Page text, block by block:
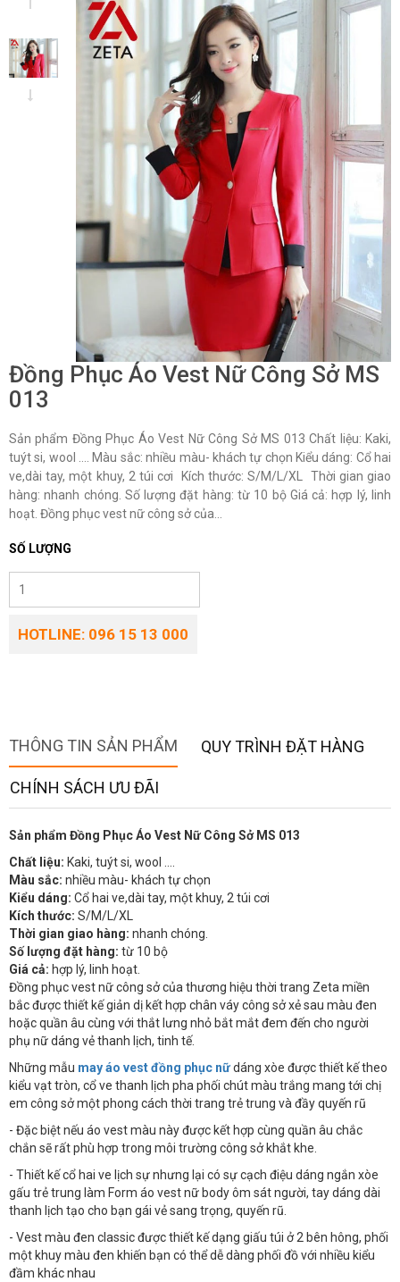
Đồng Phục Áo Vest Nữ Công Sở MS
013
Sản phẩm Đồng Phục Áo Vest Nữ Công Sở MS 013 Chất liệu: Kaki,
tuýt si, wool …. Màu sắc: nhiều màu- khách tự chọn Kiểu dáng: Cổ hai
ve,dài tay, một khuy, 2 túi cơi Kích thước: S/M/L/XL Thời gian giao
hàng: nhanh chóng. Số lượng đặt hàng: từ 10 bộ Giá cả: hợp lý, linh
hoạt. Đồng phục vest nữ công sở của...
SỐ LƯỢNG
HOTLINE: 096 15 13 000
THÔNG TIN SẢN PHẨM QUY TRÌNH ĐẶT HÀNG
CHÍNH SÁCH ƯU ĐÃI
Sản phẩm Đồng Phục Áo Vest Nữ Công Sở MS 013
Chất liệu: Kaki, tuýt si, wool ….
Màu sắc: nhiều màu- khách tự chọn
Kiểu dáng: Cổ hai ve,dài tay, một khuy, 2 túi cơi
Kích thước: S/M/L/XL
Thời gian giao hàng: nhanh chóng.
Số lượng đặt hàng: từ 10 bộ
Giá cả: hợp lý, linh hoạt.
Đồng phục vest nữ công sở của thương hiệu thời trang Zeta miền
bắc được thiết kế giản dị kết hợp chân váy công sở xẻ sau màu đen
hoặc quần âu cùng với thắt lưng nhỏ bắt mắt đem đến cho người
phụ nữ dáng vẻ thanh lịch, tinh tế.
Những mẫu may áo vest đồng phục nữdáng xòe được thiết kế theo
kiểu vạt tròn, cổ ve thanh lịch pha phối chút màu trắng mang tới chị
em công sở một phong cách thời trang trẻ trung và đầy quyến rũ
- Đặc biệt nếu áo vest màu này được kết hợp cùng quần âu chắc
chắn sẽ rất phù hợp trong môi trường công sở khắt khe.
- Thiết kế cổ hai ve lịch sự nhưng lại có sự cạch điệu dáng ngắn xòe
gấu trẻ trung làm Form áo vest nữ body ôm sát người, tay dáng dài
thanh lịch tạo cho bạn gái vẻ sang trọng, quyến rũ.
- Vest màu đen classic được thiết kế dạng giấu túi ở 2 bên hông, phối
một khuy màu đen khiến bạn có thể dễ dàng phối đồ với nhiều kiểu
đầm khác nhau